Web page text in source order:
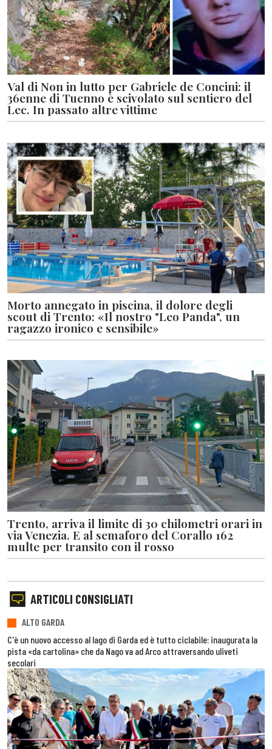
Val di Non in lutto per Gabriele de Concini: il
36enne di Tuenno è scivolato sul sentiero del
Lec. In passato altre vittime
Morto annegato in piscina, il dolore degli
scout di Trento: «Il nostro "Leo Panda", un
ragazzo ironico e sensibile»
Trento, arriva il limite di 30 chilometri orari in
via Venezia. E al semaforo del Corallo 162
multe per transito con il rosso
ARTICOLI CONSIGLIATI
ALTO GARDA
C'è un nuovo accesso al lago di Garda ed è tutto ciclabile: inaugurata la
pista «da cartolina» che da Nago va ad Arco attraversando uliveti
secolari